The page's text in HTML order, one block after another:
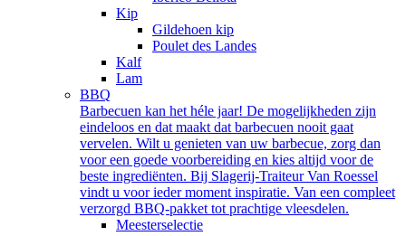
Kip
Gildehoen kip
Poulet des Landes
Kalf
Lam
BBQ
Barbecuen kan het héle jaar! De mogelijkheden zijn
eindeloos en dat maakt dat barbecuen nooit gaat
vervelen. Wilt u genieten van uw barbecue, zorg dan
voor een goede voorbereiding en kies altijd voor de
beste ingrediënten. Bij Slagerij-Traiteur Van Roessel
vindt u voor ieder moment inspiratie. Van een compleet
verzorgd BBQ-pakket tot prachtige vleesdelen.
Meesterselectie